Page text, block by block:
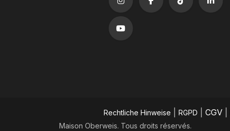
​Rechtliche Hinweise RGPD CGV
Maison Oberweis. Tous droits réservés.